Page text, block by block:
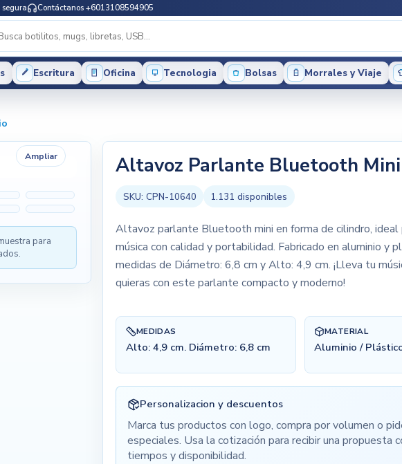
Contáctanos +6013108594905
Escritura Oficina Tecnologia Bolsas Morrales y Viaje
Ampliar
para
Altavoz Parlante Bluetooth
SKU: CPN-10640 1.131 disponibles
Altavoz parlante Bluetooth mini en forma de cilindro, ideal
música con calidad y portabilidad. Fabricado en aluminio y
medidas de Diámetro: 6,8 cm y Alto: 4,9 cm. ¡Lleva tu
quieras con este parlante compacto y moderno!
MEDIDAS
Alto: 4,9 cm. Diámetro: 6,8 cm
MATERIAL
Aluminio /
Personalizacion y descuentos
Marca tus productos con logo, compra por volumen o
especiales. Usa la cotización para recibir una propuesta
tiempos y disponibilidad.